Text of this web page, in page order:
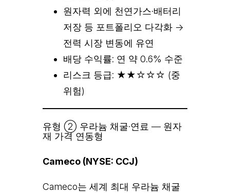
원자력 외에 천연가스·배터리
저장 등 포트폴리오 다각화 →
전력 시장 변동에 유연
배당 수익률: 연 약 0.6% 수준
리스크 등급: ★★☆☆☆ (중
위험)
유형 ② 우라늄 채굴·연료 — 원자
재 가격 연동형
Cameco (NYSE: CCJ)
Cameco는 세계 최대 우라늄 채굴